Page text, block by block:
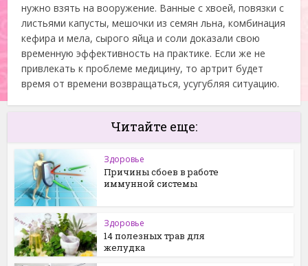
нужно взять на вооружение. Ванные с хвоей, повязки с
листьями капусты, мешочки из семян льна, комбинация
кефира и мела, сырого яйца и соли доказали свою
временную эффективность на практике. Если же не
привлекать к проблеме медицину, то артрит будет
время от времени возвращаться, усугубляя ситуацию.
Читайте еще:
Здоровье
Причины сбоев в работе
иммунной системы
Здоровье
14 полезных трав для
желудка